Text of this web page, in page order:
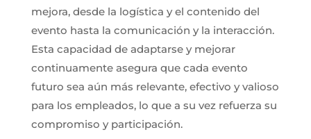
mejora, desde la logística y el contenido del
evento hasta la comunicación y la interacción.
Esta capacidad de adaptarse y mejorar
continuamente asegura que cada evento
futuro sea aún más relevante, efectivo y valioso
para los empleados, lo que a su vez refuerza su
compromiso y participación.